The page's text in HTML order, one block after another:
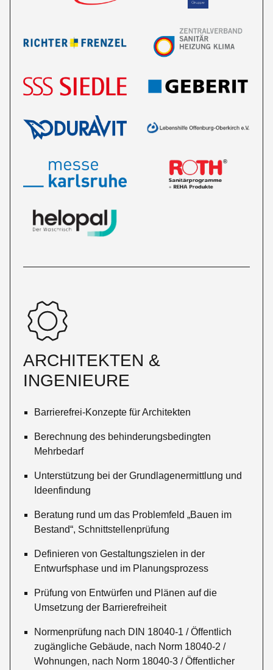
ARCHITEKTEN &
INGENIEURE
Barrierefrei-Konzepte für Architekten
Berechnung des behinderungsbedingten
Mehrbedarf
Unterstützung bei der Grundlagenermittlung und
Ideenfindung
Beratung rund um das Problemfeld „Bauen im
Bestand“, Schnittstellenprüfung
Definieren von Gestaltungszielen in der
Entwurfsphase und im Planungsprozess
Prüfung von Entwürfen und Plänen auf die
Umsetzung der Barrierefreiheit
Normenprüfung nach DIN 18040-1 / Öffentlich
zugängliche Gebäude, nach Norm 18040-2 /
Wohnungen, nach Norm 18040-3 / Öffentlicher